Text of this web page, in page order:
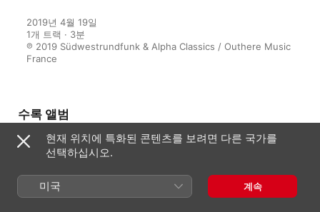
2019년 4월 19일
1개 트랙 · 3분
℗ 2019 Südwestrundfunk & Alpha Classics / Outhere Music
France
수록 앨범
상드린 피오,줄리안 프레가디앙
현재 위치에 특화된 콘텐츠를 보려면 다른 국가를
선택하십시오.
미국 계속